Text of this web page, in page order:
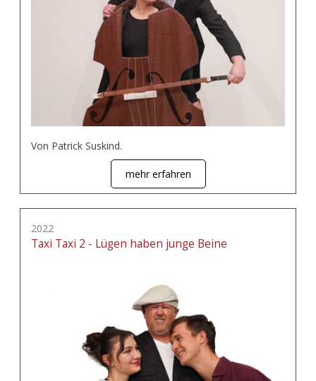
Von Patrick Suskind.
mehr erfahren
2022
Taxi Taxi 2 - Lügen haben junge Beine